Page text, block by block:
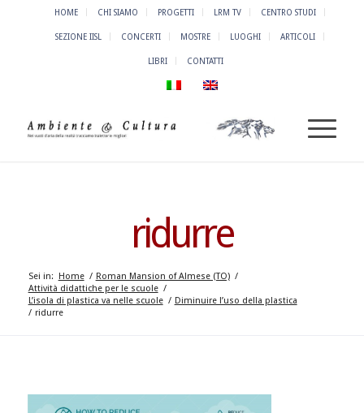
HOME CHI SIAMO PROGETTI LRM TV CENTRO STUDI
SEZIONE IISL CONCERTI MOSTRE LUOGHI ARTICOLI
LIBRI CONTATTI
ridurre
Sei in: Home / Roman Mansion of Almese (TO) /
Attività didattiche per le scuole /
L’isola di plastica va nelle scuole / Diminuire l’uso della plastica
/ ridurre